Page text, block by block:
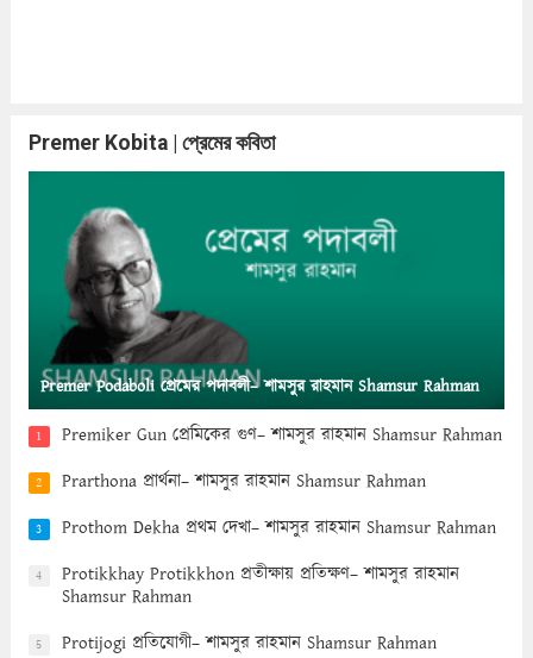
Premer Kobita | প্রেমের কবিতা
Premer Podaboli প্রেমের পদাবলী– শামসুর রাহমান Shamsur Rahman
1 Premiker Gun প্রেমিকের গুণ– শামসুর রাহমান Shamsur Rahman
2 Prarthona প্রার্থনা– শামসুর রাহমান Shamsur Rahman
3 Prothom Dekha প্রথম দেখা– শামসুর রাহমান Shamsur Rahman
4
Protikkhay Protikkhon প্রতীক্ষায় প্রতিক্ষণ– শামসুর রাহমান
Shamsur Rahman
5 Protijogi প্রতিযোগী– শামসুর রাহমান Shamsur Rahman